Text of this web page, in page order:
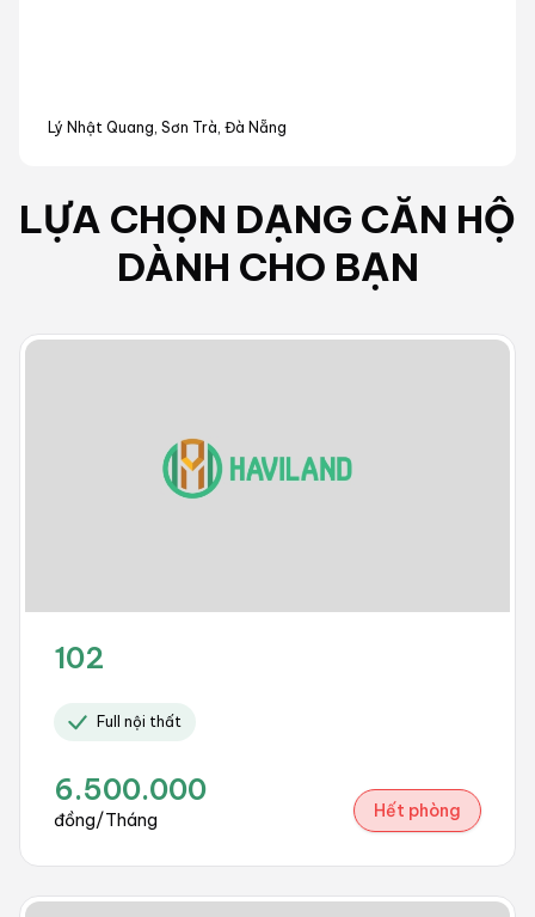
Lý Nhật Quang, Sơn Trà, Đà Nẵng
LỰA CHỌN DẠNG CĂN HỘ
DÀNH CHO BẠN
102
Full nội thất
6.500.000
đồng/Tháng Hết phòng